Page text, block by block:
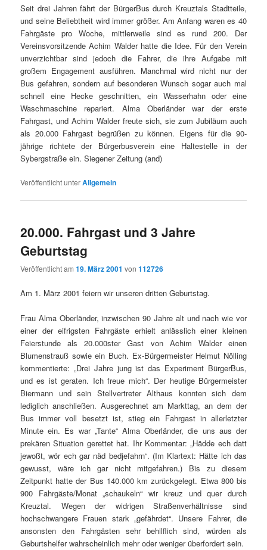
Seit drei Jahren fährt der BürgerBus durch Kreuztals Stadtteile,
und seine Beliebtheit wird immer größer. Am Anfang waren es 40
Fahrgäste pro Woche, mittlerweile sind es rund 200. Der
Vereinsvorsitzende Achim Walder hatte die Idee. Für den Verein
unverzichtbar sind jedoch die Fahrer, die ihre Aufgabe mit
großem Engagement ausführen. Manchmal wird nicht nur der
Bus gefahren, sondern auf besonderen Wunsch sogar auch mal
schnell eine Hecke geschnitten, ein Wasserhahn oder eine
Waschmaschine repariert. Alma Oberländer war der erste
Fahrgast, und Achim Walder freute sich, sie zum Jubiläum auch
als 20.000 Fahrgast begrüßen zu können. Eigens für die 90-
jährige richtete der Bürgerbusverein eine Haltestelle in der
Sybergstraße ein. Siegener Zeitung (and)
Veröffentlicht unterAllgemein
20.000. Fahrgast und 3 Jahre
Geburtstag
Veröffentlicht am19. März 2001 von112726
Am 1. März 2001 feiern wir unseren dritten Geburtstag.
Frau Alma Oberländer, inzwischen 90 Jahre alt und nach wie vor
einer der eifrigsten Fahrgäste erhielt anlässlich einer kleinen
Feierstunde als 20.000ster Gast von Achim Walder einen
Blumenstrauß sowie ein Buch. Ex-Bürgermeister Helmut Nölling
kommentierte: „Drei Jahre jung ist das Experiment BürgerBus,
und es ist geraten. Ich freue mich“. Der heutige Bürgermeister
Biermann und sein Stellvertreter Althaus konnten sich dem
lediglich anschließen. Ausgerechnet am Markttag, an dem der
Bus immer voll besetzt ist, stieg ein Fahrgast in allerletzter
Minute ein. Es war „Tante“ Alma Oberländer, die uns aus der
prekären Situation gerettet hat. Ihr Kommentar: „Hädde ech datt
jewoßt, wör ech gar näd bedjefahrn“. (Im Klartext: Hätte ich das
gewusst, wäre ich gar nicht mitgefahren.) Bis zu diesem
Zeitpunkt hatte der Bus 140.000 km zurückgelegt. Etwa 800 bis
900 Fahrgäste/Monat „schaukeln“ wir kreuz und quer durch
Kreuztal. Wegen der widrigen Straßenverhältnisse sind
hochschwangere Frauen stark „gefährdet“. Unsere Fahrer, die
ansonsten den Fahrgästen sehr behilflich sind, würden als
Geburtshelfer wahrscheinlich mehr oder weniger überfordert sein.